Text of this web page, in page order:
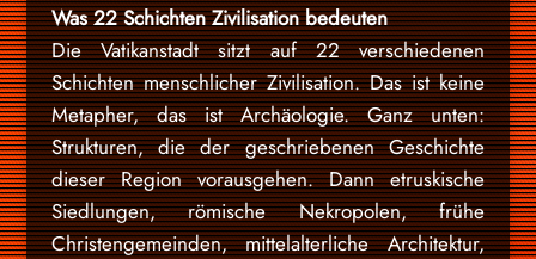
Was 22 Schichten Zivilisation bedeuten
Die Vatikanstadt sitzt auf 22 verschiedenen
Schichten menschlicher Zivilisation. Das ist keine
Metapher, das ist Archäologie. Ganz unten:
Strukturen, die der geschriebenen Geschichte
dieser Region vorausgehen. Dann etruskische
Siedlungen, römische Nekropolen, frühe
Christengemeinden, mittelalterliche Architektur,